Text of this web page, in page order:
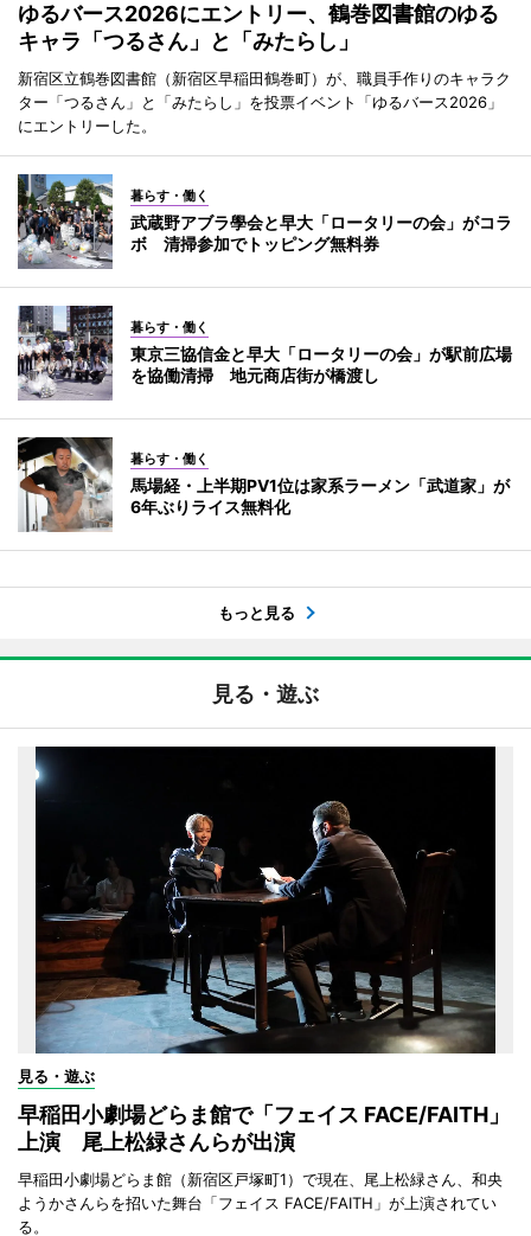
ゆるバース2026にエントリー、鶴巻図書館のゆる
キャラ「つるさん」と「みたらし」
新宿区立鶴巻図書館（新宿区早稲田鶴巻町）が、職員手作りのキャラク
ター「つるさん」と「みたらし」を投票イベント「ゆるバース2026」
にエントリーした。
暮らす・働く
武蔵野アブラ學会と早大「ロータリーの会」がコラ
ボ 清掃参加でトッピング無料券
暮らす・働く
東京三協信金と早大「ロータリーの会」が駅前広場
を協働清掃 地元商店街が橋渡し
暮らす・働く
馬場経・上半期PV1位は家系ラーメン「武道家」が
6年ぶりライス無料化
もっと見る
見る・遊ぶ
見る・遊ぶ
早稲田小劇場どらま館で「フェイス FACE/FAITH」
上演 尾上松緑さんらが出演
早稲田小劇場どらま館（新宿区戸塚町1）で現在、尾上松緑さん、和央
ようかさんらを招いた舞台「フェイス FACE/FAITH」が上演されてい
る。